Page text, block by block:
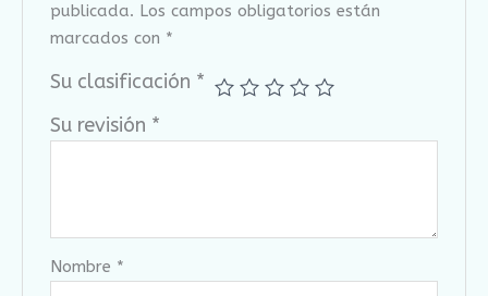
publicada. Los campos obligatorios están
marcados con *
Su clasificación *
Su revisión *
Nombre *